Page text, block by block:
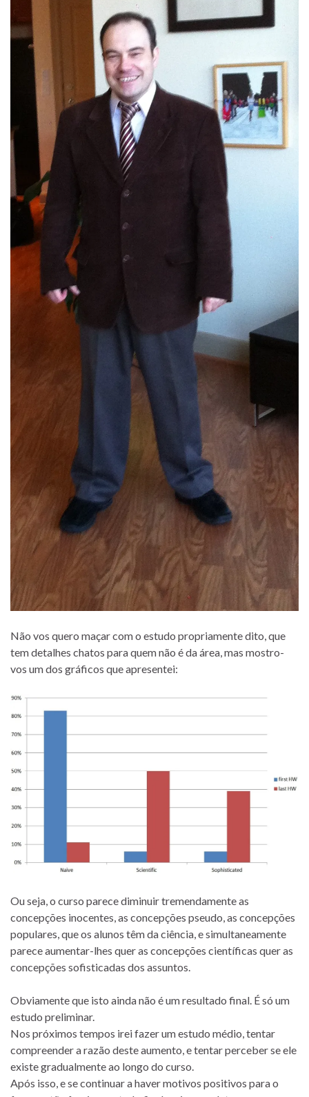
Não vos quero maçar com o estudo propriamente dito, que
tem detalhes chatos para quem não é da área, mas mostro-
vos um dos gráficos que apresentei:
Ou seja, o curso parece diminuir tremendamente as
concepções inocentes, as concepções pseudo, as concepções
populares, que os alunos têm da ciência, e simultaneamente
parece aumentar-lhes quer as concepções científicas quer as
concepções sofisticadas dos assuntos.
Obviamente que isto ainda não é um resultado final. É só um
estudo preliminar.
Nos próximos tempos irei fazer um estudo médio, tentar
compreender a razão deste aumento, e tentar perceber se ele
existe gradualmente ao longo do curso.
Após isso, e se continuar a haver motivos positivos para o